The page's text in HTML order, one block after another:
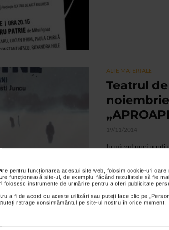
pentru funcționarea acestui site web, folosim cookie-uri
funcționează site-ul, de exemplu, făcând rezultatele să fie
instrumente de urmărire pentru a oferi publicitate
a fi de acord cu aceste utilizări sau puteți face clic pe
retrage consimțământul pe site-ul nostru în orice moment.
ALTE MATERIALE
Teatrul
19/11/2014
In miezul unei nopti
aproape mitica,
asa...